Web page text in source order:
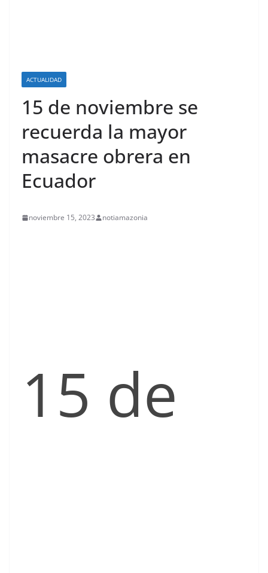
ACTUALIDAD
15 de noviembre se
recuerda la mayor
masacre obrera en
Ecuador
noviembre 15, 2023 notiamazonia
15 de